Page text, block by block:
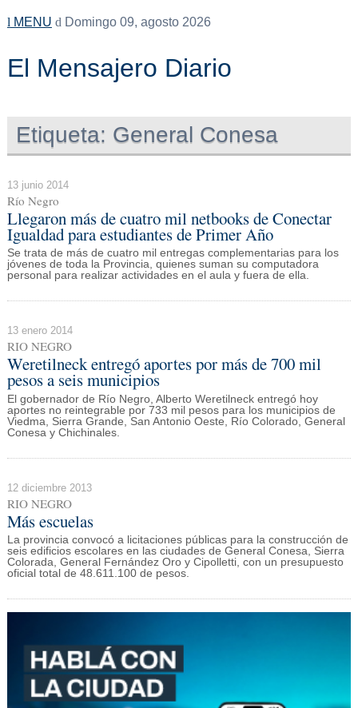
MENU Domingo 09, agosto 2026
El Mensajero Diario
Etiqueta: General Conesa
13 junio 2014
Río Negro
Llegaron más de cuatro mil netbooks de Conectar
Igualdad para estudiantes de Primer Año
Se trata de más de cuatro mil entregas complementarias para los
jóvenes de toda la Provincia, quienes suman su computadora
personal para realizar actividades en el aula y fuera de ella.
13 enero 2014
RIO NEGRO
Weretilneck entregó aportes por más de 700 mil
pesos a seis municipios
El gobernador de Río Negro, Alberto Weretilneck entregó hoy
aportes no reintegrable por 733 mil pesos para los municipios de
Viedma, Sierra Grande, San Antonio Oeste, Río Colorado, General
Conesa y Chichinales.
12 diciembre 2013
RIO NEGRO
Más escuelas
La provincia convocó a licitaciones públicas para la construcción de
seis edificios escolares en las ciudades de General Conesa, Sierra
Colorada, General Fernández Oro y Cipolletti, con un presupuesto
oficial total de 48.611.100 de pesos.